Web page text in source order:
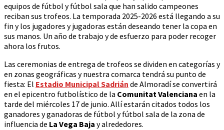
equipos de fútbol y fútbol sala que han salido campeones
reciban sus trofeos. La temporada 2025-2026 está llegando a su
fin y los jugadores y jugadoras están deseando tener la copa en
sus manos. Un año de trabajo y de esfuerzo para poder recoger
ahora los frutos.
Las ceremonias de entrega de trofeos se dividen en categorías y
en zonas geográficas y nuestra comarca tendrá su punto de
fiesta: El Estadio Municipal Sadrián de Almoradí se convertirá
en el epicentro futbolístico de la Comunitat Valenciana en la
tarde del miércoles 17 de junio. Allí estarán citados todos los
ganadores y ganadoras de fútbol y fútbol sala de la zona de
influencia de La Vega Baja y alrededores.